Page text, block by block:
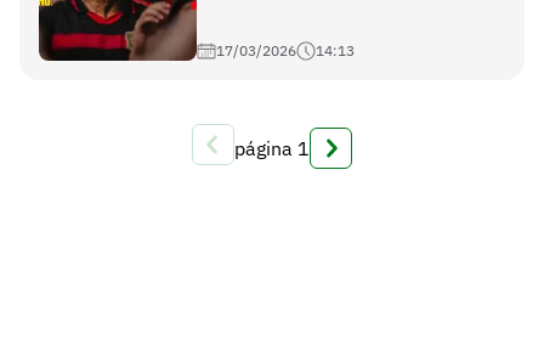
17/03/2026 14:13
página 1